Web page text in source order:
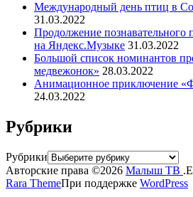
Международный день птиц в
31.03.2022
Продолжение познавательного
на Яндекс.Музыке 31.03.2022
Большой список номинантов
медвежонок» 28.03.2022
Анимационное приключение
24.03.2022
Рубрики
Рубрики
Авторские права ©2026 Малыш ТВ .
Rara ThemeПри поддержке WordPress